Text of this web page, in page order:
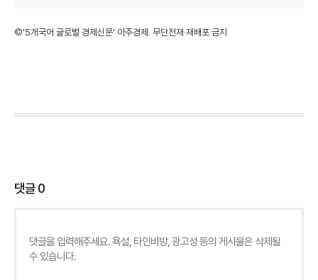
©'5개국어 글로벌 경제신문' 아주경제. 무단전재·재배포 금지
댓글0